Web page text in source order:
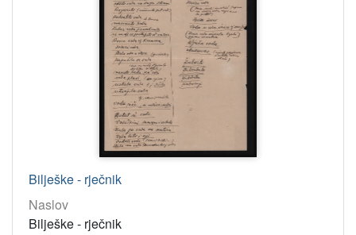
Bilješke - rječnik
Naslov
Bilješke - rječnik